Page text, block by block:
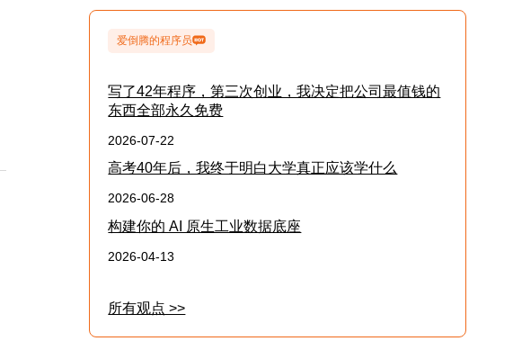
爱倒腾的程序员
写了42年程序，第三次创业，我决定把公司最值钱的
东西全部永久免费
2026-07-22
高考40年后，我终于明白大学真正应该学什么
2026-06-28
构建你的 AI 原生工业数据底座
2026-04-13
所有观点 >>